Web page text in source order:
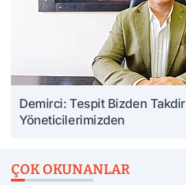
Demirci: Tespit Bizden Takdir
Yöneticilerimizden
ÇOK OKUNANLAR